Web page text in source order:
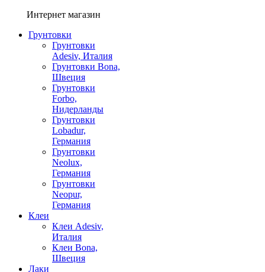
Интернет магазин
Грунтовки
Грунтовки
Adesiv, Италия
Грунтовки Bona,
Швеция
Грунтовки
Forbo,
Нидерланды
Грунтовки
Lobadur,
Германия
Грунтовки
Neolux,
Германия
Грунтовки
Neopur,
Германия
Клеи
Клеи Adesiv,
Италия
Клеи Bona,
Швеция
Лаки